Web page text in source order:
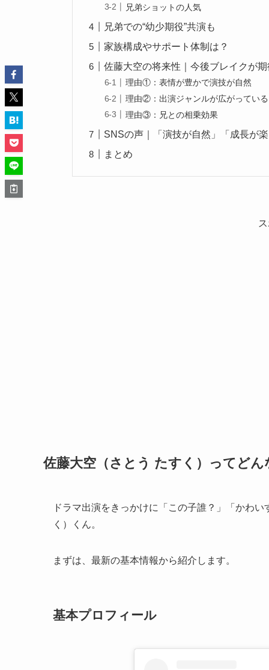
兄弟ショットの人気
兄弟での“幼少期役”共演も
家族構成やサポート体制は？
佐藤大空の将来性｜今後ブレイクが
理由①：表情が豊かで演技が自然
理由②：出演ジャンルが広がっている
理由③：兄との相乗効果
SNSの声｜「演技が自然」「成長が
まとめ
佐藤大空（さとう たすく）ってど
ドラマ出演をきっかけに「この子誰？」「かわ
く）くん。
まずは、最新の基本情報から紹介します。
基本プロフィール